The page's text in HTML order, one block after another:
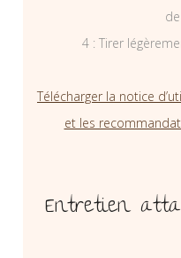
4 : Tirer
Télécharger la notice
et les
Entretien